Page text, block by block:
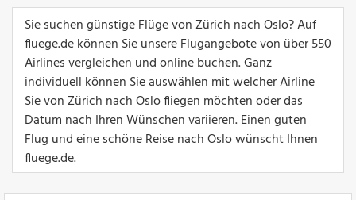
Sie suchen günstige Flüge von Zürich nach Oslo? Auf
fluege.de können Sie unsere Flugangebote von über 550
Airlines vergleichen und online buchen. Ganz
individuell können Sie auswählen mit welcher Airline
Sie von Zürich nach Oslo fliegen möchten oder das
Datum nach Ihren Wünschen variieren. Einen guten
Flug und eine schöne Reise nach Oslo wünscht Ihnen
fluege.de.